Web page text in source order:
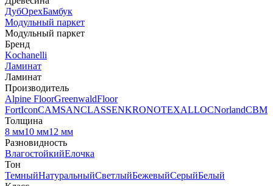
ДубОрехБамбук
Модульный паркет
Модульный паркет
Бренд
Kochanelli
Ламинат
Ламинат
Производитель
Alpine FloorGreenwaldFloor
FortIconCAMSANCLASSENKRONOTEXALLOCNorlandCBM
Толщина
8 мм10 мм12 мм
Разновидность
ВлагостойкийЕлочка
Тон
ТемныйНатуральныйСветлыйБежевыйСерыйБелый